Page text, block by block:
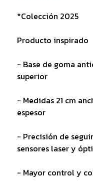
*Colección 2025
Producto inspirado
- Base de goma
superior
- Medidas 21 cm
espesor
- Precisión de
sensores laser y
- Mayor control y